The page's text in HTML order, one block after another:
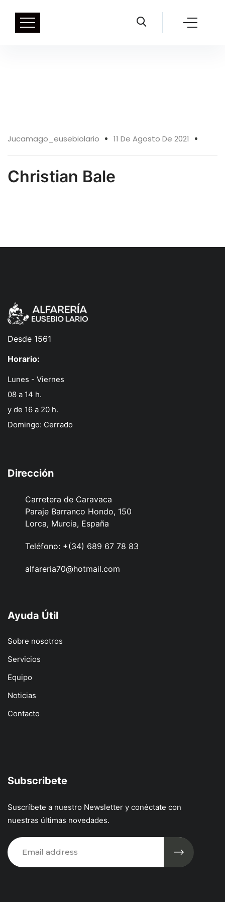
11 Ago
Jucamago_eusebiolario 11 De Agosto De 2021
Christian Bale
Desde 1561
Horario:
Lunes - Viernes
08 a 14 h.
y de 16 a 20 h.
Domingo: Cerrado
Dirección
Carretera de Caravaca
Paraje Barranco Hondo, 150
Lorca, Murcia, España
Teléfono: +(34) 689 67 78 83
alfareria70@hotmail.com
Ayuda Útil
Sobre nosotros
Servicios
Equipo
Noticias
Contacto
Subscribete
Suscríbete a nuestro Newsletter y conéctate con
nuestras últimas novedades.